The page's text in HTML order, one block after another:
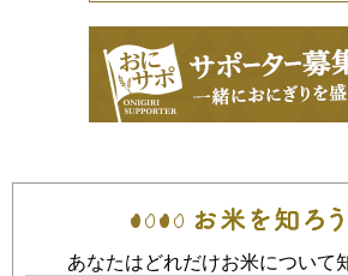
あなたはどれだけお米について